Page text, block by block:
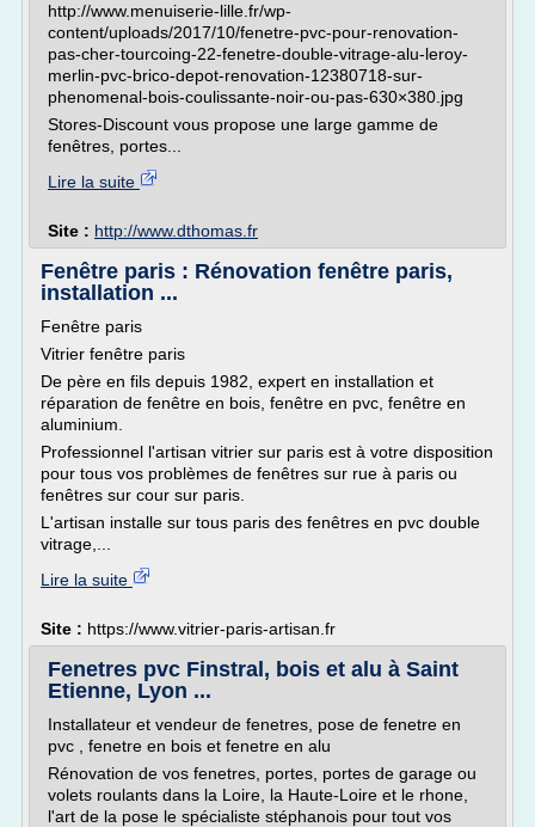
http://www.menuiserie-lille.fr/wp-
content/uploads/2017/10/fenetre-pvc-pour-renovation-
pas-cher-tourcoing-22-fenetre-double-vitrage-alu-leroy-
merlin-pvc-brico-depot-renovation-12380718-sur-
phenomenal-bois-coulissante-noir-ou-pas-630×380.jpg
Stores-Discount vous propose une large gamme de
fenêtres, portes...
Lire la suite
Site : http://www.dthomas.fr
Fenêtre paris : Rénovation fenêtre paris,
installation ...
Fenêtre paris
Vitrier fenêtre paris
De père en fils depuis 1982, expert en installation et
réparation de fenêtre en bois, fenêtre en pvc, fenêtre en
aluminium.
Professionnel l'artisan vitrier sur paris est à votre disposition
pour tous vos problèmes de fenêtres sur rue à paris ou
fenêtres sur cour sur paris.
L'artisan installe sur tous paris des fenêtres en pvc double
vitrage,...
Lire la suite
Site : https://www.vitrier-paris-artisan.fr
Fenetres pvc Finstral, bois et alu à Saint
Etienne, Lyon ...
Installateur et vendeur de fenetres, pose de fenetre en
pvc , fenetre en bois et fenetre en alu
Rénovation de vos fenetres, portes, portes de garage ou
volets roulants dans la Loire, la Haute-Loire et le rhone,
l'art de la pose le spécialiste stéphanois pour tout vos